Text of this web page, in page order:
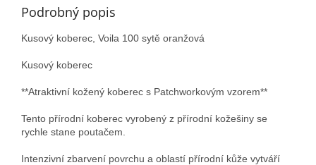
Podrobný popis
Kusový koberec, Voila 100 sytě oranžová
Kusový koberec
**Atraktivní kožený koberec s Patchworkovým vzorem**
Tento přírodní koberec vyrobený z přírodní kožešiny se
rychle stane poutačem.
Intenzivní zbarvení povrchu a oblastí přírodní kůže vytváří